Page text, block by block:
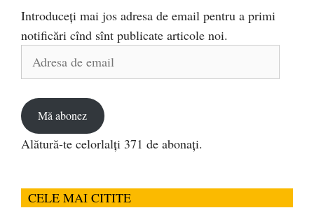
Introduceți mai jos adresa de email pentru a primi
notificări cînd sînt publicate articole noi.
Mă abonez
Alătură-te celorlalți 371 de abonați.
CELE MAI CITITE